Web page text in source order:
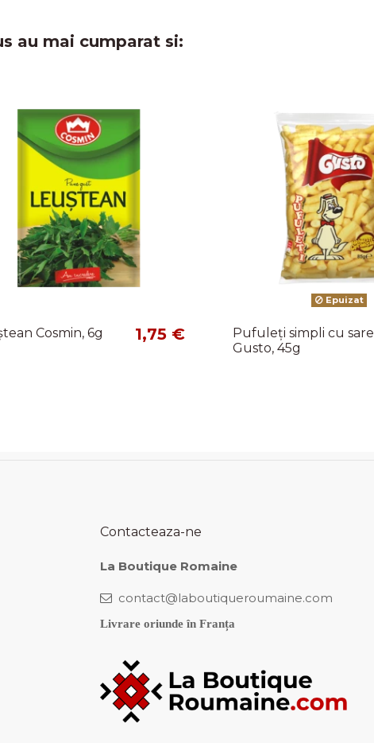
au mai cumparat si:
Cosmin, 6g 1,75 €
Epuizat
Pufuleți simpli cu sare
Gusto, 45g
Contacteaza-ne
La Boutique Romaine
contact@laboutiqueroumaine.com
Livrare oriunde în Franța